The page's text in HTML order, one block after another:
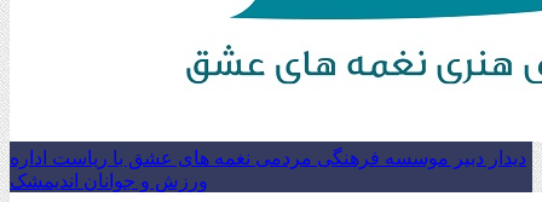
دیدار دبیر موسسه فرهنگی مردمی نغمه های عشق با ریاست اداره
ورزش و جوانان اندیمشک